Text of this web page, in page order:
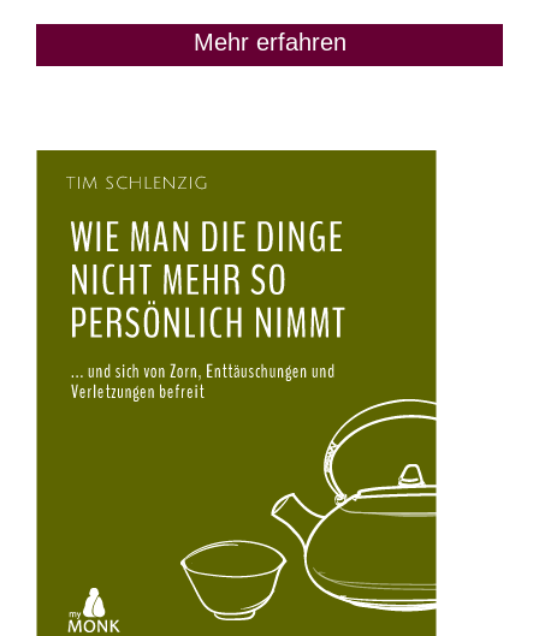
Mehr erfahren